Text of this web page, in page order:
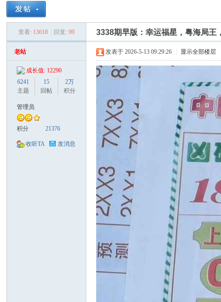
索
› › ›
查看: 13618 回复: 99 3338期早版：幸运福星，粤海局王
老站
成长值: 12290
6241
主题
15
回帖
2万
积分
管理员
积分 21376
收听TA 发消息
发表于 2026-5-13 09:29:26 显示全部楼层